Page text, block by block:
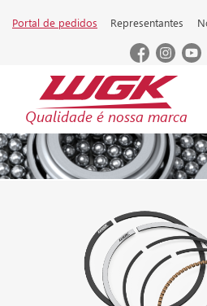
Portal de pedidos Representantes
Qualidade é nossa marca